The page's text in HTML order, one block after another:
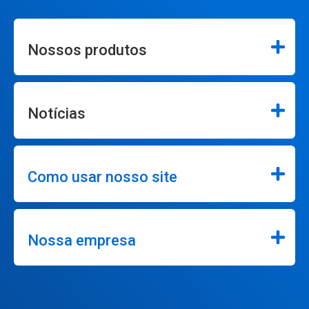
Nossos produtos
Notícias
Como usar nosso site
Nossa empresa